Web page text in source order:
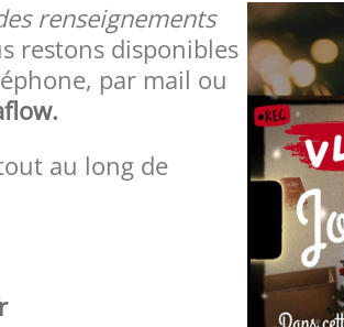
renseignements
restons disponibles
par mail ou
au long de